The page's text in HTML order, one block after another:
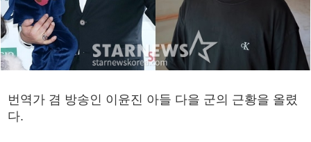
번역가 겸 방송인 이윤진 아들 다을 군의 근황을 올렸
다.